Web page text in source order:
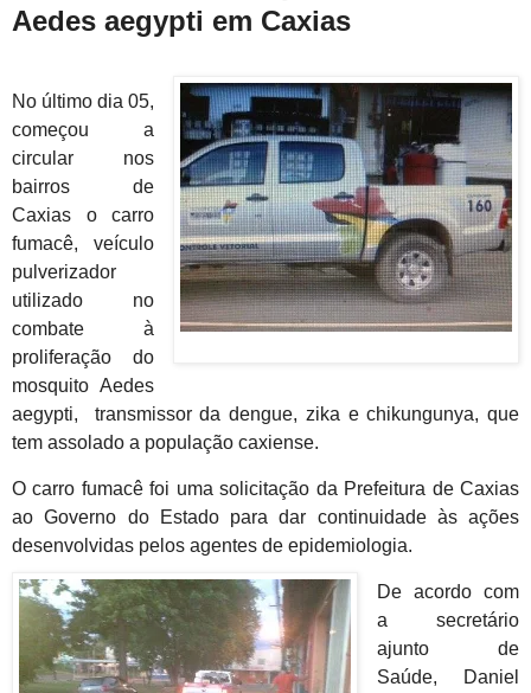
Aedes aegypti em Caxias
No último dia 05,
começou a
circular nos
bairros de
Caxias o carro
fumacê, veículo
pulverizador
utilizado no
combate à
proliferação do
mosquito Aedes
aegypti, transmissor da dengue, zika e chikungunya, que
tem assolado a população caxiense.
O carro fumacê foi uma solicitação da Prefeitura de Caxias
ao Governo do Estado para dar continuidade às ações
desenvolvidas pelos agentes de epidemiologia.
De acordo com
a secretário
ajunto de
Saúde, Daniel